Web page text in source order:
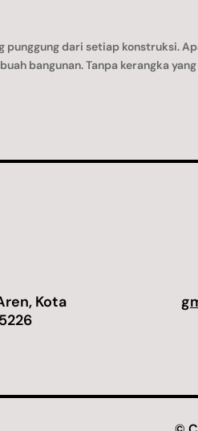
punggung dari setiap konstruksi.
bangunan. Tanpa kerangka
Kota